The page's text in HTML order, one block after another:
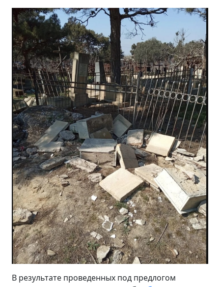
В результате проведенных под предлогом